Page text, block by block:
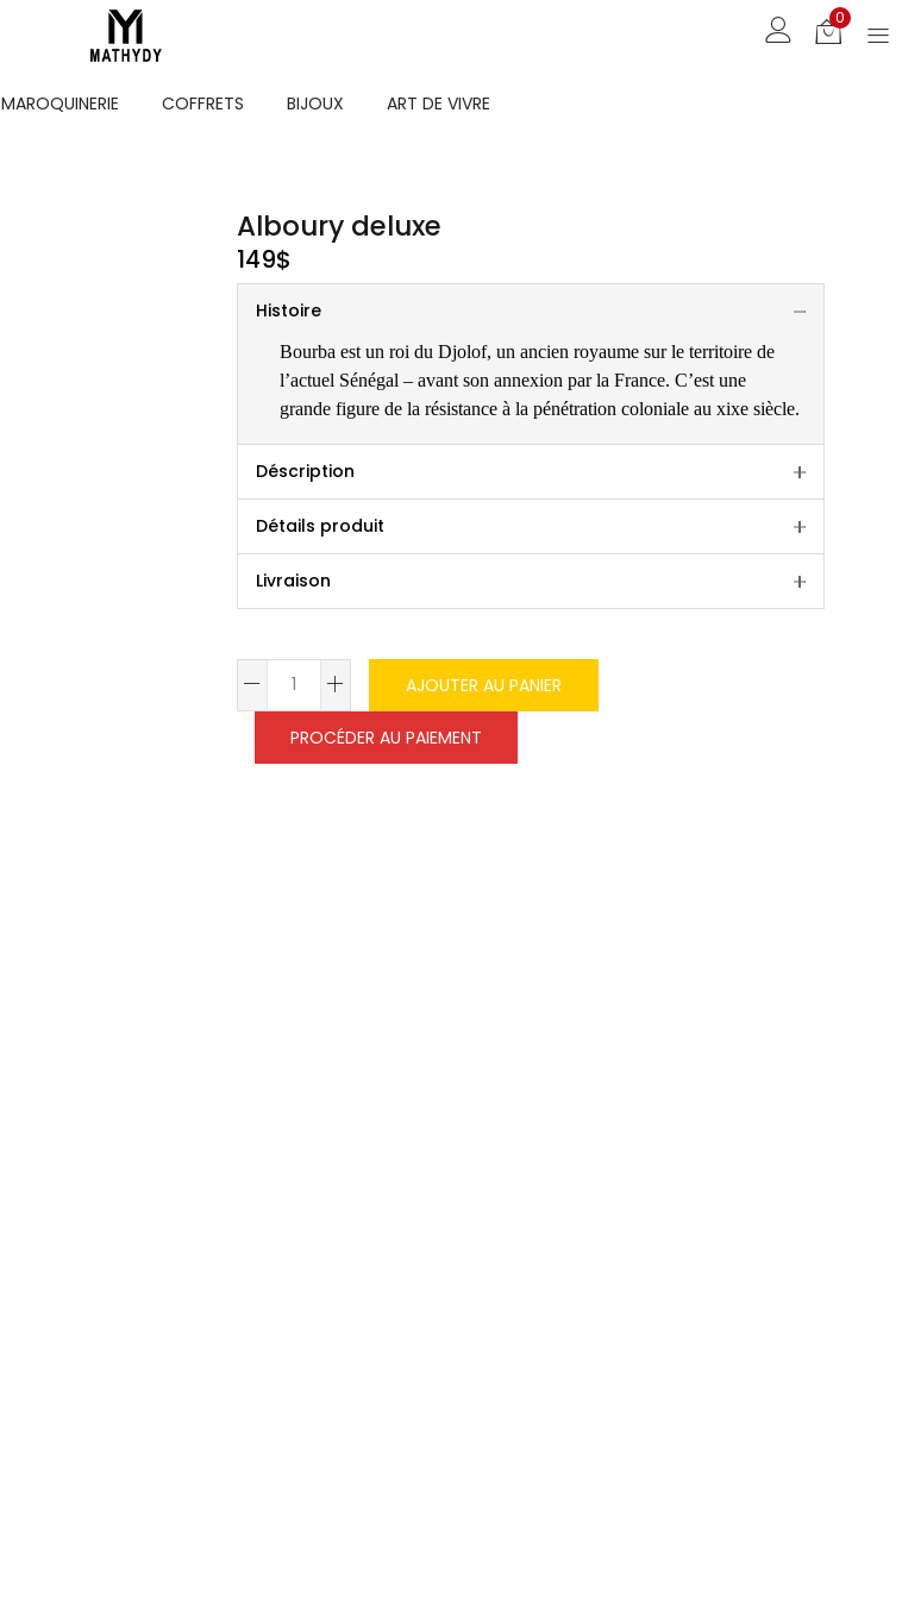
0
MAROQUINERIE COFFRETS BIJOUX ART DE VIVRE
Alboury deluxe
149$
Histoire
Bourba est un roi du Djolof, un ancien royaume sur le territoire de
l’actuel Sénégal – avant son annexion par la France. C’est une
grande figure de la résistance à la pénétration coloniale au xixe siècle.
Déscription
Détails produit
Livraison
AJOUTER AU PANIER
PROCÉDER AU PAIEMENT